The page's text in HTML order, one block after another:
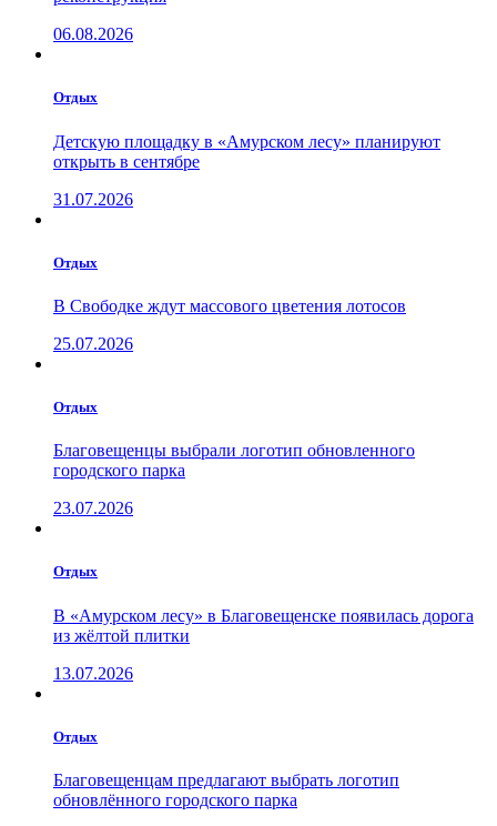
06.08.2026
Отдых
Детскую площадку в «Амурском лесу» планируют
открыть в сентябре
31.07.2026
Отдых
В Свободке ждут массового цветения лотосов
25.07.2026
Отдых
Благовещенцы выбрали логотип обновленного
городского парка
23.07.2026
Отдых
В «Амурском лесу» в Благовещенске появилась дорога
из жёлтой плитки
13.07.2026
Отдых
Благовещенцам предлагают выбрать логотип
обновлённого городского парка